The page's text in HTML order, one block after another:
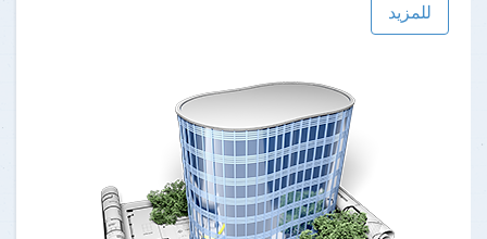
للمزيد